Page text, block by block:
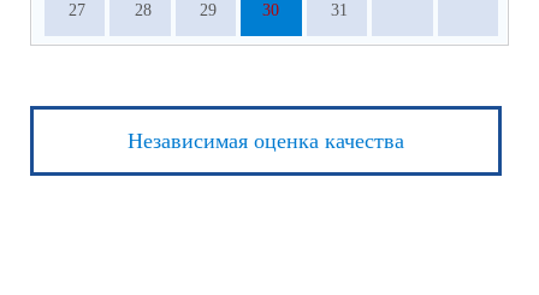
27 28 29 30 31
Независимая оценка качества